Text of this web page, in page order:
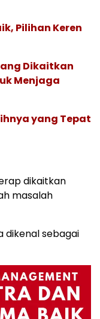
Pilihan Keren
Dikaitkan
Menjaga
yang Tepat
dikaitkan
masalah
dikenal sebagai